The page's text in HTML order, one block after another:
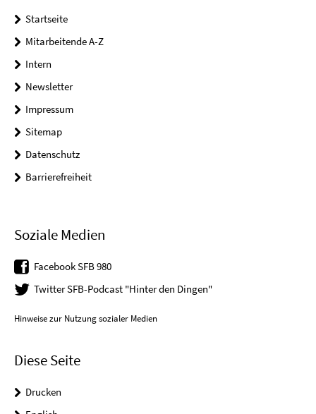
Startseite
Mitarbeitende A-Z
Intern
Newsletter
Impressum
Sitemap
Datenschutz
Barrierefreiheit
Soziale Medien
Facebook SFB 980
Twitter SFB-Podcast "Hinter den Dingen"
Hinweise zur Nutzung sozialer Medien
Diese Seite
Drucken